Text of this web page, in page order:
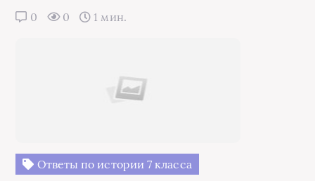
0 0 1 мин.
Ответы по истории 7 класса